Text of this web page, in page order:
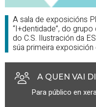
A sala de exposicións
“I+dentidade”, do
do C.S. Ilustración da
súa primeira
A QUEN VAI
Para público en